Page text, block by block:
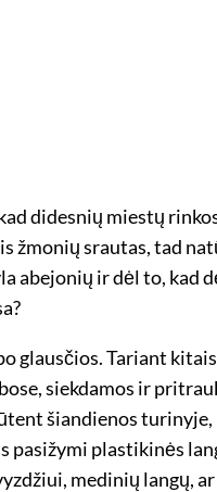
didesnių miestų
žmonių srautas, tad
abejonių ir dėl to, kad
glausčios. Tariant
siekdamos ir
šiandienos
pasižymi plastikinės
medinių langų,